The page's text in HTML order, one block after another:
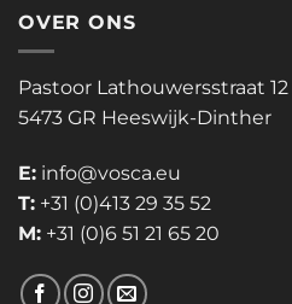
OVER ONS
Pastoor Lathouwersstraat 12
5473 GR Heeswijk-Dinther
E: info@vosca.eu
T: +31 (0)413 29 35 52
M: +31 (0)6 51 21 65 20